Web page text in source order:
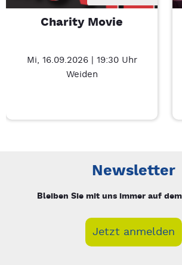
Charity Movie
Mi, 16.09.2026 | 19:30 Uhr
Weiden
Newsletter
Bleiben Sie mit uns immer auf
Jetzt anmelden